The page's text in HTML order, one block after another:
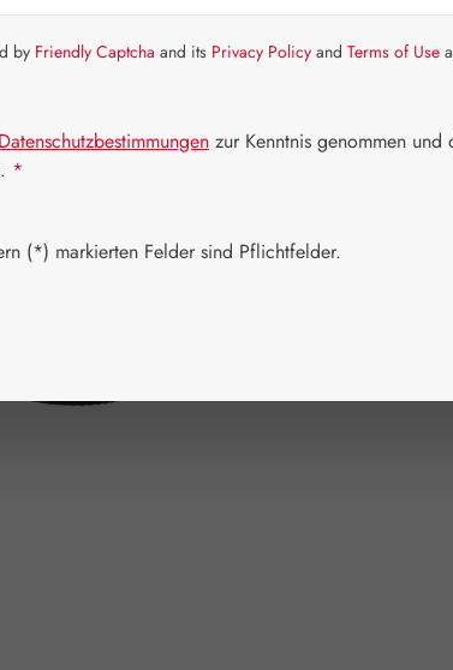
by Friendly Captcha and its Privacy Policy and Terms of Use
Datenschutzbestimmungen zur Kenntnis genommen und
*
(*) markierten Felder sind Pflichtfelder.